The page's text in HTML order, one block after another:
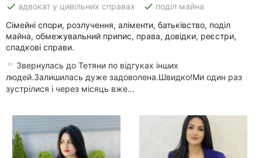
done адвокат у цивільних справах done поділ майна
Сімейні спори, розлучення, аліменти, батьківство, поділ
майна, обмежувальний припис, права, довідки, реєстри,
спадкові справи.
Звернулась до Тетяни по відгуках інших
людей.Залишилась дуже задоволена.Швидко!Ми один раз
зустрілися і через місяць вже...